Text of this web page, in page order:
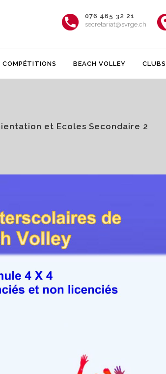
076 465 32 21
secretariat@svrge.ch
COMPÉTITIONS BEACH VOLLEY CLUBS
et Ecoles Secondaire 2